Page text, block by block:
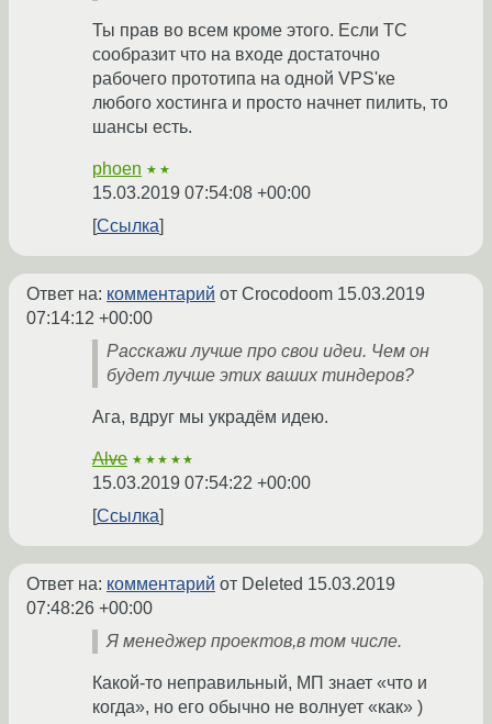
Ты прав во всем кроме этого. Если ТС
сообразит что на входе достаточно
рабочего прототипа на одной VPS'ке
любого хостинга и просто начнет пилить, то
шансы есть.
phoen ★★
15.03.2019 07:54:08 +00:00
Ссылка
Ответ на: комментарий от Crocodoom 15.03.2019
07:14:12 +00:00
Расскажи лучше про свои идеи. Чем он
будет лучше этих ваших тиндеров?
Ага, вдруг мы украдём идею.
Alve ★★★★★
15.03.2019 07:54:22 +00:00
Ссылка
Ответ на: комментарий от Deleted 15.03.2019
07:48:26 +00:00
Я менеджер проектов,в том числе.
Какой-то неправильный, МП знает «что и
когда», но его обычно не волнует «как» )